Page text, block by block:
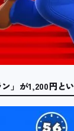
ン」が1,200円と